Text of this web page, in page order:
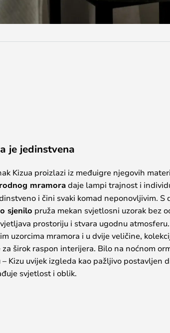
je jedinstvena
Kizua proizlazi iz međuigre njegovih
mramoradaje lampi trajnost i
i čini svaki komad neponovljivim. S
sjenilo pruža mekan svjetlosni uzorak bez
prostoriju i stvara ugodnu
uzorcima mramora i u dvije veličine,
širok raspon interijera. Bilo na noćnom
Kizu uvijek izgleda kao pažljivo postavljen
svjetlost i oblik.